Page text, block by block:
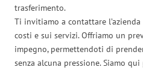
trasferimento.
Ti invitiamo a contattare
costi e sui servizi. Offriamo un
impegno, permettendoti di
senza alcuna pressione. Siamo